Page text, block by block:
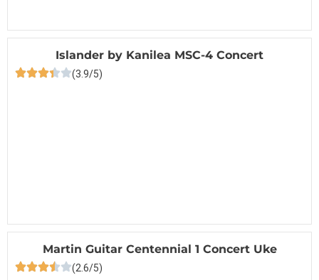
Islander by Kanilea MSC-4 Concert
(3.9/5)
Martin Guitar Centennial 1 Concert Uke
(2.6/5)